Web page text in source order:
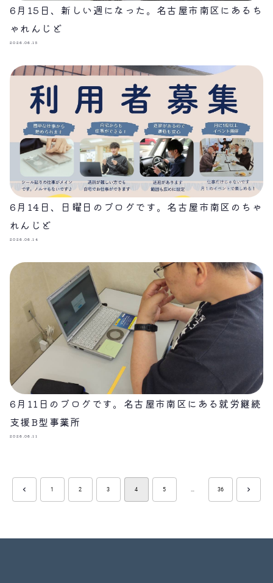
6月15日、新しい週になった。名古屋市南区にあるち
ゃれんじど
2026.06.15
6月14日、日曜日のブログです。名古屋市南区のちゃ
れんじど
2026.06.14
6月11日のブログです。名古屋市南区にある就労継続
支援B型事業所
2026.06.11
1 2 3 4 5 36